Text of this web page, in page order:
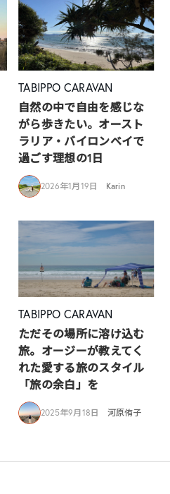
TABIPPO CARAVAN
自然の中で自由を感じな
がら歩きたい。オースト
ラリア・バイロンベイで
過ごす理想の1日
2026年1月19日 Karin
TABIPPO CARAVAN
ただその場所に溶け込む
旅。オージーが教えてく
れた愛する旅のスタイル
「旅の余白」を
2025年9月18日 河原侑子